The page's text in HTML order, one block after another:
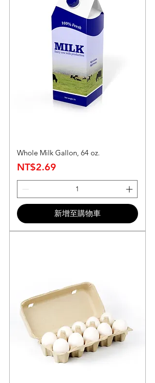
Whole Milk Gallon, 64 oz.
價格
NT$2.69
新增至購物車